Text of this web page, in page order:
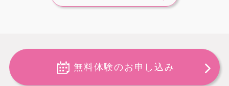
無料体験のお申し込み